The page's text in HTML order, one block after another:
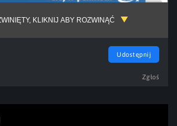
KLIKNIJ ABY ROZWINĄĆ
Udostępnij
Zgłoś